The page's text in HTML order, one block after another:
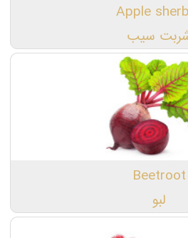
Apple
سیب
Beetroot
لبو